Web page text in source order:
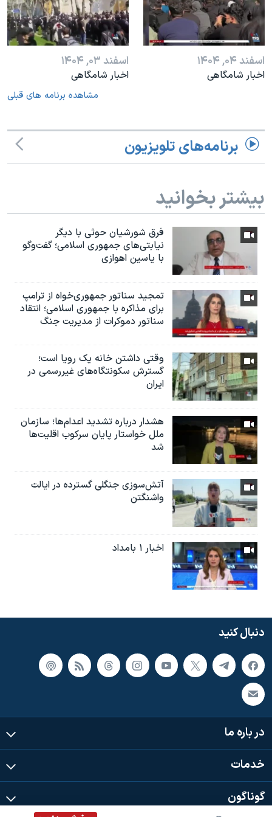
اسفند ۰۴, ۱۴۰۴
اخبار شامگاهی
اسفند ۰۳, ۱۴۰۴
اخبار شامگاهی
مشاهده برنامه های قبلی
برنامه‌های تلویزیون
بیشتر بخوانید
فرق شورشیان حوثی با دیگر
نیابتی‌های جمهوری اسلامی؛ گفت‌وگو
با یاسین اهوازی
تمجید سناتور جمهوری‌خواه از ترامپ
برای مذاکره با جمهوری اسلامی؛ انتقاد
سناتور دموکرات از مدیریت جنگ
وقتی داشتن خانه یک رویا است؛
گسترش سکونتگاه‌های غیررسمی در
ایران
هشدار درباره تشدید اعدام‌ها؛ سازمان
ملل خواستار پایان سرکوب اقلیت‌ها
شد
آتش‌سوزی جنگلی گسترده در ایالت
واشنگتن
اخبار ۱ بامداد
دنبال کنید
در باره ما
خدمات
گوناگون